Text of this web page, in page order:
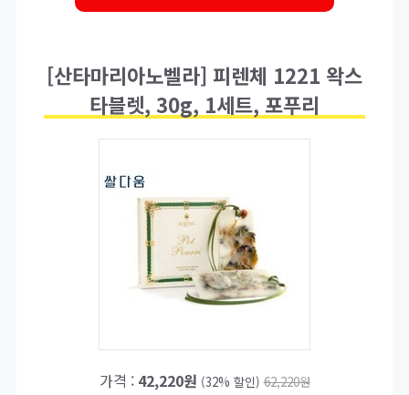
[산타마리아노벨라] 피렌체 1221 왁스
타블렛, 30g, 1세트, 포푸리
가격 : 42,220원 (32% 할인) 62,220원